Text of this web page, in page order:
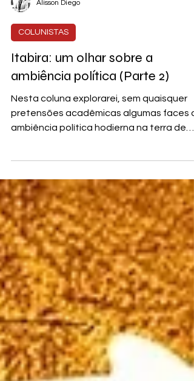
Alisson Diego
COLUNISTAS
Itabira: um olhar sobre a
ambiência política (Parte 2)
Nesta coluna explorarei, sem quaisquer
pretensões acadêmicas algumas faces
Drummond.